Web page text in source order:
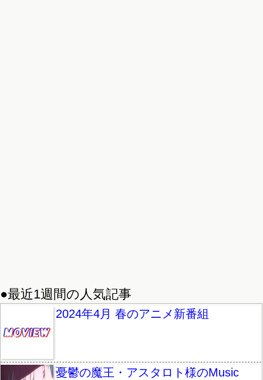
●最近1週間の人気記事
2024年4月 春のアニメ新番組
憂鬱の魔王・アスタロト様のMusic